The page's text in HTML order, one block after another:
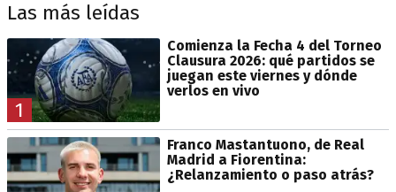
Las más leídas
1
Comienza la Fecha 4 del Torneo
Clausura 2026: qué partidos se
juegan este viernes y dónde
verlos en vivo
Franco Mastantuono, de Real
Madrid a Fiorentina:
¿Relanzamiento o paso atrás?